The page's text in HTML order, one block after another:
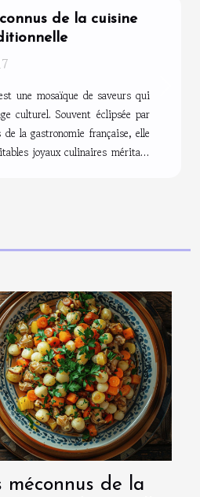
de la cuisine
une mosaïque de saveurs qui
culturel. Souvent éclipsée par
la gastronomie française, elle
joyaux culinaires méritant
Les origines de la
La cuisine alsacienne est une
méconnus de la